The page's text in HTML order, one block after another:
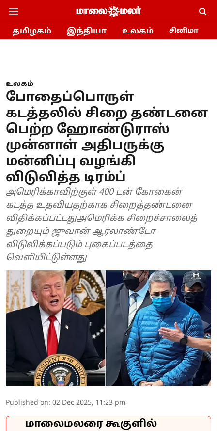
தமிழகம் இந்தியா உலகம் சினிமா
உலகம்
போதைப்பொருள்
கடத்தலில் சிறை தண்டனை
பெற்ற ஹோண்டுராஸ்
முன்னாள் அதிபருக்கு
மன்னிப்பு வழங்கி
விடுவித்த டிரம்ப்
அமெரிக்காவிற்குள் 400 டன் கோகைன்
கடத்த உதவியதற்காக சிறைத்தண்டனை
விதிக்கப்பட்டதுஅமெரிக்க சிறைச்சாலைத்
துறையும் ஜுவான் ஆர்லாண்டோ
விடுவிக்கப்படும் புகைப்படத்தை
வெளியிட்டுள்ளது
Published on: 02 Dec 2025, 11:23 pm
மாலைமலரை கூகுளில்